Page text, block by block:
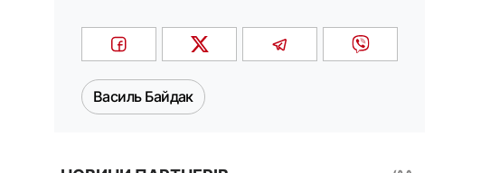
Василь Байдак